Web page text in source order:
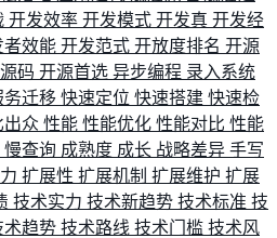
开发效率 开发模式 开发真 开发经
者效能 开发范式 开放度排名 开源
码 开源首选 异步编程 录入系统
务迁移 快速定位 快速搭建 快速检
出众 性能 性能优化 性能对比 性能
慢查询 成熟度 成长 战略差异 手写
扩展性 扩展机制 扩展维护 扩展
技术实力 技术新趋势 技术标准 技
术趋势 技术路线 技术门槛 技术风